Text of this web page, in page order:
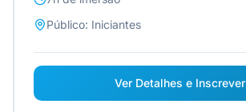
Público: Iniciantes
Ver Detalhes e Inscrever